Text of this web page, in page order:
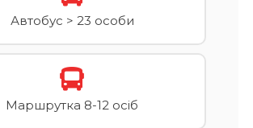
Автобус > 23 особи
Маршрутка 8-12 осіб